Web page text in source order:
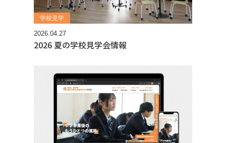
学校見学
2026.04.27
2026 夏の学校見学会情報